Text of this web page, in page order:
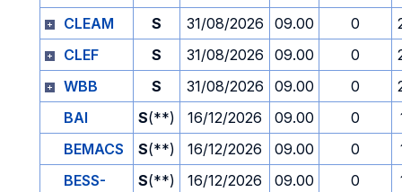
CLEAM
S 31/08/2026 09.00 0
CLEF
S 31/08/2026 09.00 0
WBB
S 31/08/2026 09.00 0
BAI
S(**) 16/12/2026 09.00 0
BEMACS
S(**) 16/12/2026 09.00 0
BESS-
S(**) 16/12/2026 09.00 0